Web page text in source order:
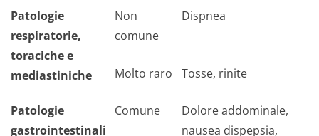
Patologie
respiratorie,
toraciche e
mediastiniche
Non
comune
Dispnea
Molto raro Tosse, rinite
Patologie
gastrointestinali
Comune
Dolore addominale,
nausea dispepsia,